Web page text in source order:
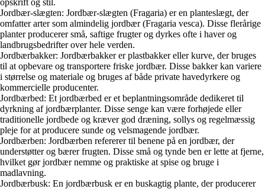
Jordbær-slægten: Jordbær-slægten (Fragaria) er en planteslægt, der
omfatter arter som almindelig jordbær (Fragaria vesca). Disse flerårige
planter producerer små, saftige frugter og dyrkes ofte i haver og
landbrugsbedrifter over hele verden.
Jordbærbakker: Jordbærbakker er plastbakker eller kurve, der bruges
til at opbevare og transportere friske jordbær. Disse bakker kan variere
i størrelse og materiale og bruges af både private havedyrkere og
kommercielle producenter.
Jordbærbed: Et jordbærbed er et beplantningsområde dedikeret til
dyrkning af jordbærplanter. Disse senge kan være forhøjede eller
traditionelle jordbede og kræver god dræning, sollys og regelmæssig
pleje for at producere sunde og velsmagende jordbær.
Jordbærben: Jordbærben refererer til benene på en jordbær, der
understøtter og bærer frugten. Disse små og tynde ben er lette at fjerne,
hvilket gør jordbær nemme og praktiske at spise og bruge i
madlavning.
Jordbærbusk: En jordbærbusk er en buskagtig plante, der producerer